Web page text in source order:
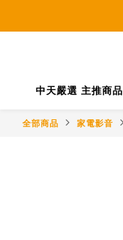
中天嚴選 主推商品
全部商品 家電影音